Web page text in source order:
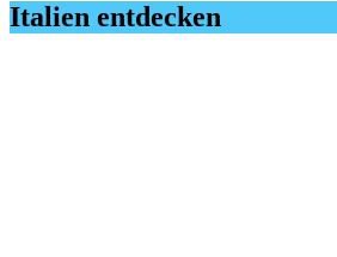
Italien entdecken